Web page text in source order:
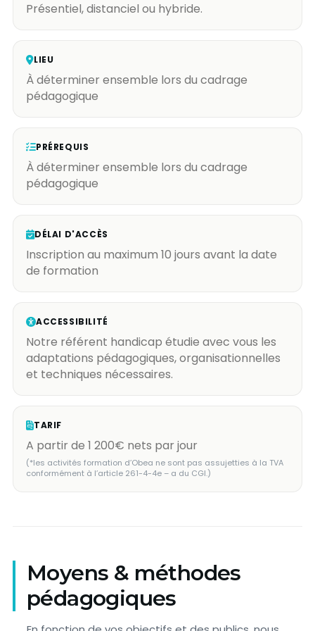
Présentiel, distanciel ou hybride.
LIEU
À déterminer ensemble lors du cadrage
pédagogique
PRÉREQUIS
À déterminer ensemble lors du cadrage
pédagogique
DÉLAI D'ACCÈS
Inscription au maximum 10 jours avant la date
de formation
ACCESSIBILITÉ
Notre référent handicap étudie avec vous les
adaptations pédagogiques, organisationnelles
et techniques nécessaires.
TARIF
A partir de 1 200€ nets par jour
(*les activités formation d’Obea ne sont pas assujetties à la TVA
conformément à l’article 261-4-4e – a du CGI.)
Moyens & méthodes
pédagogiques